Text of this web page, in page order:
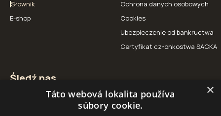
Słownik
E-shop
Ochrona danych osobowych
Cookies
Ubezpieczenie od bankructwa
Certyfikat członkostwa SACKA
Śledź nas
Facebook Instagram YouTube ×
Táto webová lokalita používa
súbory cookie.